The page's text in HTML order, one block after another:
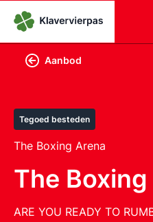
Aanbod
Tegoed besteden
The Boxing Arena
The
ARE YOU READY TO